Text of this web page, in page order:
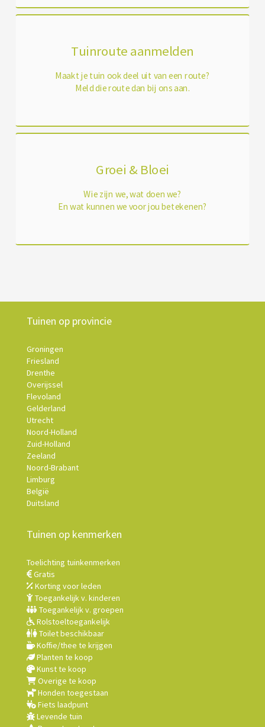
Tuinroute aanmelden
Maakt je tuin ook deel uit van een route?
Meld die route dan bij ons aan.
Groei & Bloei
Wie zijn we, wat doen we?
En wat kunnen we voor jou betekenen?
Tuinen op provincie
Groningen
Friesland
Drenthe
Overijssel
Flevoland
Gelderland
Utrecht
Noord-Holland
Zuid-Holland
Zeeland
Noord-Brabant
Limburg
België
Duitsland
Tuinen op kenmerken
Toelichting tuinkenmerken
Gratis
Korting voor leden
Toegankelijk v. kinderen
Toegankelijk v. groepen
Rolstoeltoegankelijk
Toilet beschikbaar
Koffie/thee te krijgen
Planten te koop
Kunst te koop
Overige te koop
Honden toegestaan
Fiets laadpunt
Levende tuin